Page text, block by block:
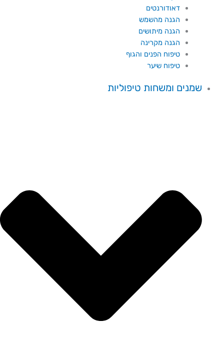
דאודורנטים
הגנה מהשמש
הגנה מיתושים
הגנה מקרינה
טיפוח הפנים והגוף
טיפוח שיער
שמנים ומשחות טיפוליות